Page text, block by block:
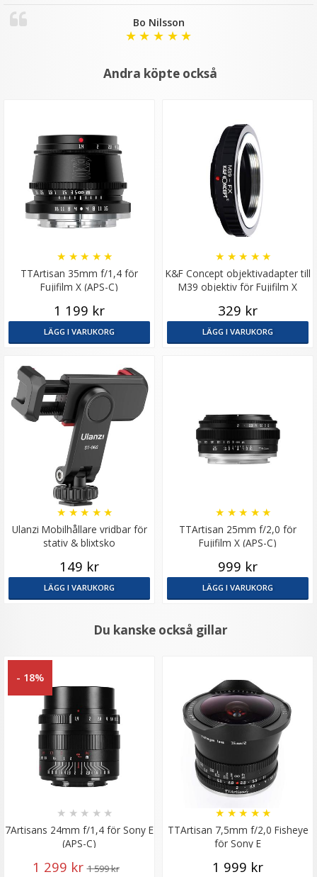
Bo Nilsson
★ ★ ★ ★ ★
Andra köpte också
TTArtisan 35mm f/1,4 för
Fujifilm X (APS-C)
★ ★ ★ ★ ★
1 199 kr
LÄGG I VARUKORG
K&F Concept objektivadapter till
M39 objektiv för Fujifilm X
★ ★ ★ ★ ★
329 kr
LÄGG I VARUKORG
Ulanzi Mobilhållare vridbar för
stativ & blixtsko
★ ★ ★ ★ ★
149 kr
LÄGG I VARUKORG
TTArtisan 25mm f/2,0 för
Fujifilm X (APS-C)
★ ★ ★ ★ ★
999 kr
LÄGG I VARUKORG
Du kanske också gillar
- 18%
7Artisans 24mm f/1,4 för Sony E
(APS-C)
★ ★ ★ ★ ★
1 299 kr 1 599 kr
TTArtisan 7,5mm f/2,0 Fisheye
för Sony E
★ ★ ★ ★ ★
1 999 kr